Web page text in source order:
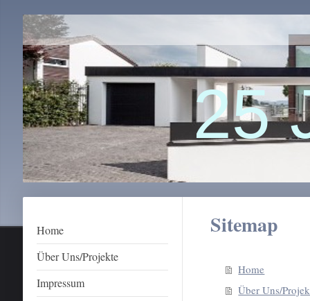
25
Home
Über Uns/Projekte
Impressum
Sitemap
Home
Über Uns/